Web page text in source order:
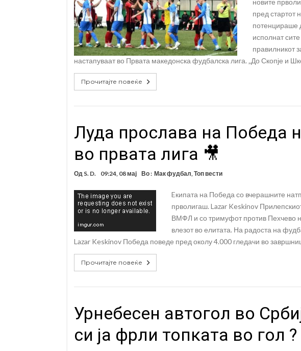
пред стартот
потенцираше
исполнат
правилникот
настапуваат во Првата македонска фудбалска лига. „До Скопје и
Прочитајте повеќе
Луда прослава на Победа
во првата лига 🎥
Од S. D. 09:24, 08 мај Во : Мак фудбал Топ вести
Eкипата на Победа со вчерашните
прволигаш. Lazar Keskinov
ВМФЛ и со тримуфот против Пехчево
влезот во елитата. На радоста на
Lazar Keskinov Победа поведе пред околу 4.000 гледачи во
Прочитајте повеќе
Урнебесен автогол во
си ја фрли топката во гол ?